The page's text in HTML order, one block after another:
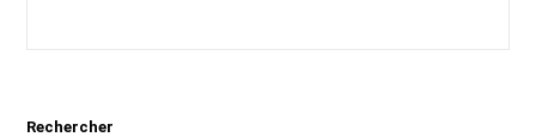
Rechercher